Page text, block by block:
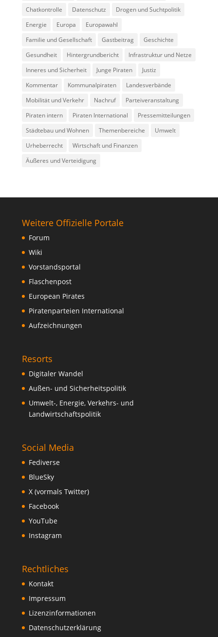
Chatkontrolle
Datenschutz
Drogen und Suchtpolitik
Energie
Europa
Europawahl
Familie und Gesellschaft
Gastbeitrag
Geschichte
Gesundheit
Hintergrundbericht
Infrastruktur und Netze
Inneres und Sicherheit
Junge Piraten
Justiz
Kommentar
Kommunalpiraten
Landesverbände
Mobilität und Verkehr
Nachruf
Parteiveranstaltung
Piraten intern
Piraten International
Pressemitteilungen
Städtebau und Wohnen
Themenbereiche
Umwelt
Urheberrecht
Wirtschaft und Finanzen
Äußeres und Verteidigung
Weitere Offizielle Portale
Forum
Wiki
Vorstandsportal
Flaschenpost
European Pirates
Piratenparteien International
Aufzeichnungen
Resorts
Digitaler Wandel
Außen- und Sicherheitspolitik
Umwelt-, Energie, Verkehrs- und
Landwirtschaftspolitik
Social Media
Fediverse
BlueSky
X (vormals Twitter)
Facebook
YouTube
Instagram
Rechtliches
Kontakt
Impressum
Lizenzinformationen
Datenschutzerklärung